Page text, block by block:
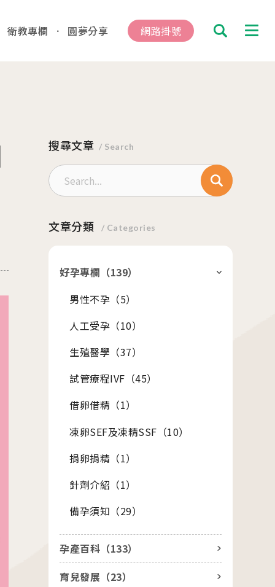
衛教專欄 圓夢分享 網路掛號
尋
院 板橋院區
/Taipei
「婚前健康檢查」及「育兒健檢」門診表
盛醫院全台巡迴好孕講座
盛醫院講座《每月好孕講座》
生殖醫學中心
人才招募
聯絡我們
搜尋文章 / Search
文章分類 / Categories
好孕專欄（139）
男性不孕（5）
人工受孕（10）
生殖醫學（37）
試管療程IVF（45）
借卵借精（1）
凍卵SEF及凍精SSF（10）
捐卵捐精（1）
針劑介紹（1）
備孕須知（29）
孕產百科（133）
育兒發展（23）